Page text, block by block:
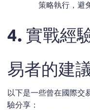
策略執行，避
4. 實戰經
易者的建
以下是一些曾在國際交
驗分享：